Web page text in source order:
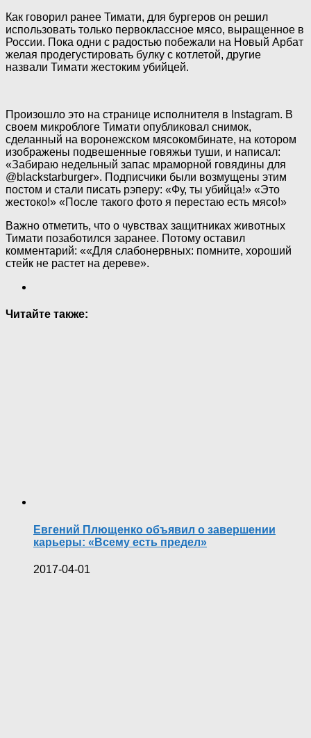
Как говорил ранее Тимати, для бургеров он решил
использовать только первоклассное мясо, выращенное в
России. Пока одни с радостью побежали на Новый Арбат
желая продегустировать булку с котлетой, другие
назвали Тимати жестоким убийцей.
Произошло это на странице исполнителя в Instagram. В
своем микроблоге Тимати опубликовал снимок,
сделанный на воронежском мясокомбинате, на котором
изображены подвешенные говяжьи туши, и написал:
«Забираю недельный запас мраморной говядины для
@blackstarburger». Подписчики были возмущены этим
постом и стали писать рэперу: «Фу, ты убийца!» «Это
жестоко!» «После такого фото я перестаю есть мясо!»
Важно отметить, что о чувствах защитниках животных
Тимати позаботился заранее. Потому оставил
комментарий: ««Для слабонервных: помните, хороший
стейк не растет на дереве».
Читайте также:
Евгений Плющенко объявил о завершении
карьеры: «Всему есть предел»
2017-04-01